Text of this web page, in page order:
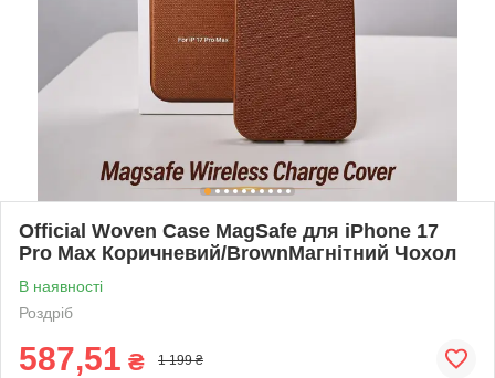
Official Woven Case MagSafe для iPhone 17
Pro Max Коричневий/BrownМагнітний Чохол
В наявності
Роздріб
587,51 ₴ 1 199 ₴